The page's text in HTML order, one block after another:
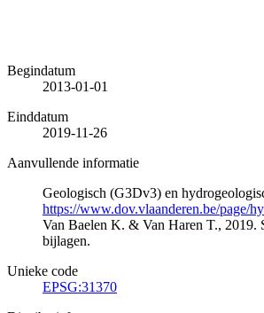
Begindatum
2013-01-01
Einddatum
2019-11-26
Aanvullende informatie
Geologisch (G3Dv3) en
https://www.dov.vlaanderen.be/page/
Van Baelen K. & Van Haren T., 2019.
bijlagen.
Unieke code
EPSG:31370